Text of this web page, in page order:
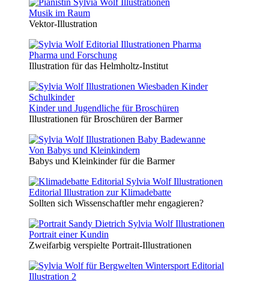
Musik im Raum
Vektor-Illustration
Pharma und Forschung
Illustration für das Helmholtz-Institut
Kinder und Jugendliche für Broschüren
Illustrationen für Broschüren der Barmer
Von Babys und Kleinkindern
Babys und Kleinkinder für die Barmer
Editorial Illustration zur Klimadebatte
Sollten sich Wissenschaftler mehr engagieren?
Portrait einer Kundin
Zweifarbig verspielte Portrait-Illustrationen